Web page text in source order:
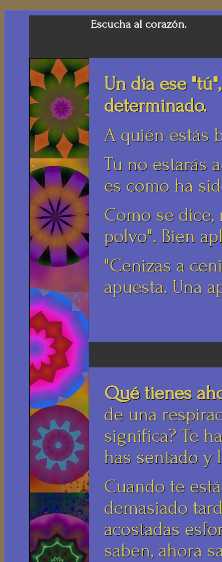
Escucha al corazón.
Un día ese
determinado.
A quién estás
Tu no estarás
es como ha
Como se dice,
polvo". Bien
"Cenizas a
apuesta. Una
Qué tienes
de una
significa? Te
has sentado y
Cuando te
demasiado
acostadas
saben, ahora